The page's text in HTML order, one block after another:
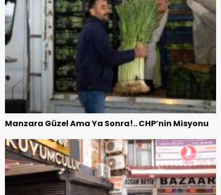
Manzara Güzel Ama Ya Sonra!.. CHP’nin Misyonu